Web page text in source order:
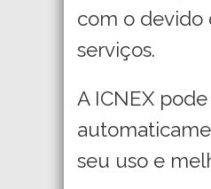
com o devido
serviços.
A ICNEX
seu uso e